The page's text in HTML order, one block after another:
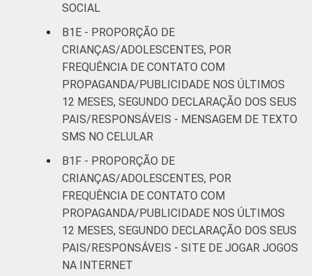
Fonte: NIC.br - out 2014 / fev 2015
SOCIAL
B1E - PROPORÇÃO DE
CRIANÇAS/ADOLESCENTES, POR
FREQUÊNCIA DE CONTATO COM
PROPAGANDA/PUBLICIDADE NOS ÚLTIMOS
12 MESES, SEGUNDO DECLARAÇÃO DOS SEUS
PAIS/RESPONSÁVEIS - MENSAGEM DE TEXTO
SMS NO CELULAR
B1F - PROPORÇÃO DE
CRIANÇAS/ADOLESCENTES, POR
FREQUÊNCIA DE CONTATO COM
PROPAGANDA/PUBLICIDADE NOS ÚLTIMOS
12 MESES, SEGUNDO DECLARAÇÃO DOS SEUS
PAIS/RESPONSÁVEIS - SITE DE JOGAR JOGOS
NA INTERNET